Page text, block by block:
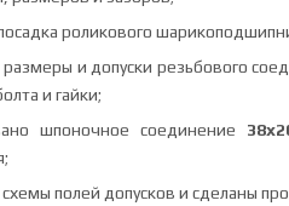
роликового
размеры и допуски резьбового
и гайки;
шпоночное соединение
полей допусков и сделаны